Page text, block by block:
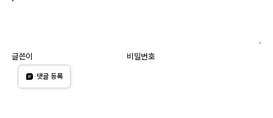
글쓴이 비밀번호
댓글 등록